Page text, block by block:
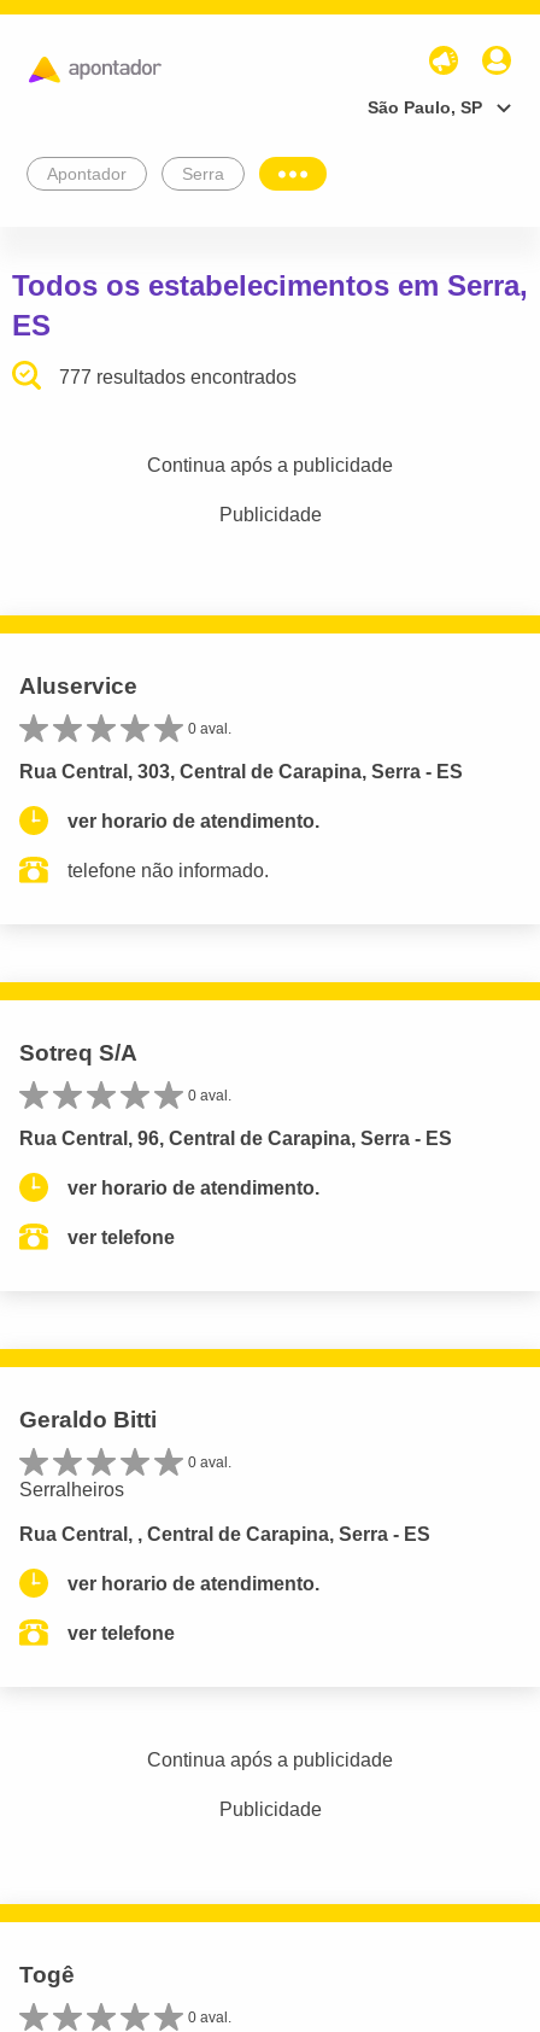
São Paulo, SP
Apontador Serra
Todos os estabelecimentos em Serra,
ES
777 resultados encontrados
Continua após a publicidade
Publicidade
Aluservice
0 aval.
Rua Central, 303, Central de Carapina, Serra - ES
ver horario de atendimento.
telefone não informado.
Sotreq S/A
0 aval.
Rua Central, 96, Central de Carapina, Serra - ES
ver horario de atendimento.
ver telefone
Geraldo Bitti
0 aval.
Serralheiros
Rua Central, , Central de Carapina, Serra - ES
ver horario de atendimento.
ver telefone
Continua após a publicidade
Publicidade
Togê
0 aval.